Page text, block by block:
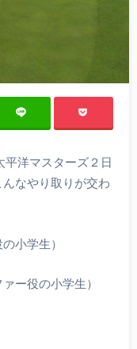
平洋マスターズ２日
なやり取りが交わ
小学生）
ー役の小学生）